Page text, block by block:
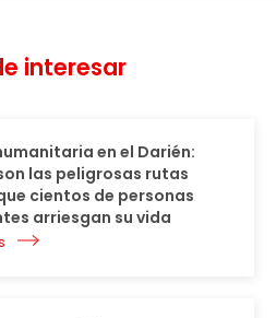
interesar
en el Darién:
las peligrosas rutas
cientos de personas
arriesgan su vida